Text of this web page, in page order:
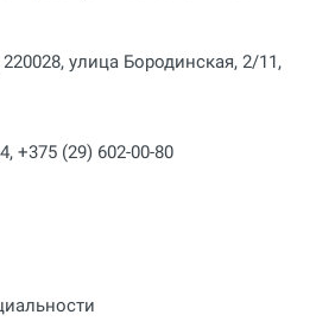
220028, улица Бородинская, 2/11,
, +375 (29) 602-00-80